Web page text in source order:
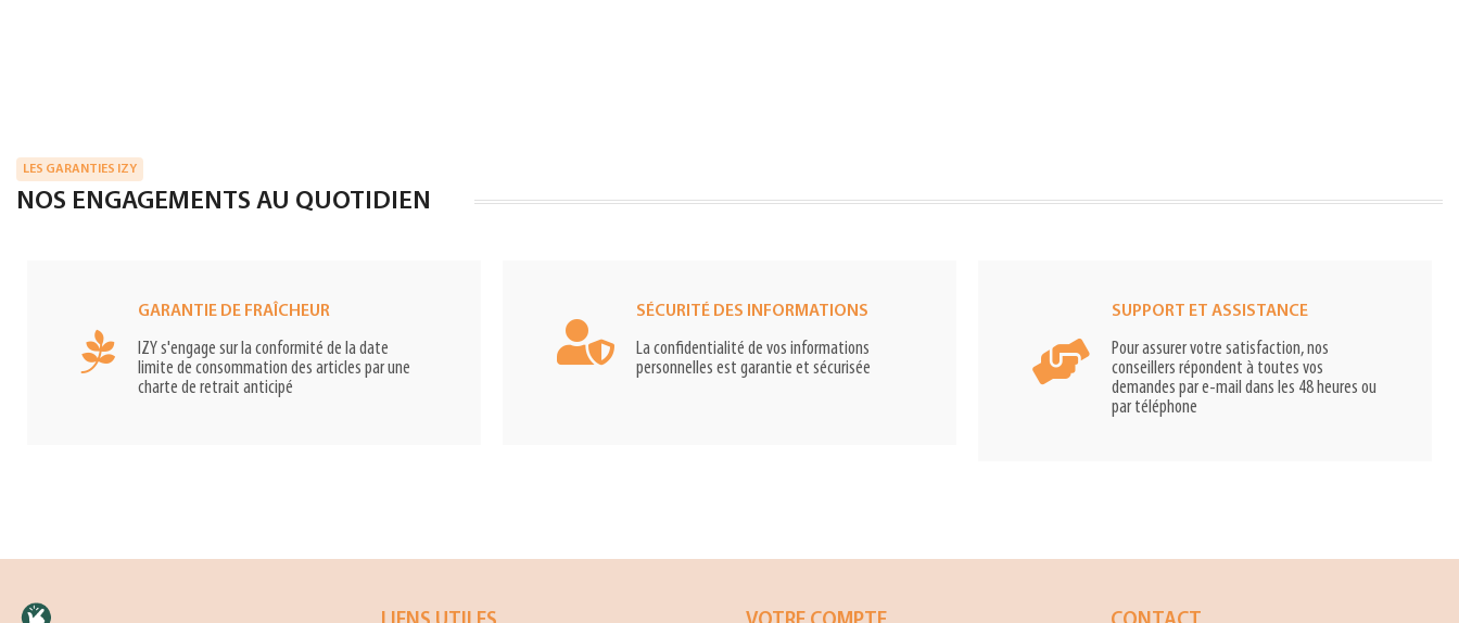
LES GARANTIES IZY
NOS ENGAGEMENTS AU QUOTIDIEN
GARANTIE DE FRAÎCHEUR
IZY s'engage sur la conformité de la date
limite de consommation des articles par une
charte de retrait anticipé
SÉCURITÉ DES INFORMATIONS
La confidentialité de vos informations
personnelles est garantie et sécurisée
SUPPORT ET ASSISTANCE
Pour assurer votre satisfaction, nos
conseillers répondent à toutes vos
demandes par e-mail dans les 48 heures ou
par téléphone